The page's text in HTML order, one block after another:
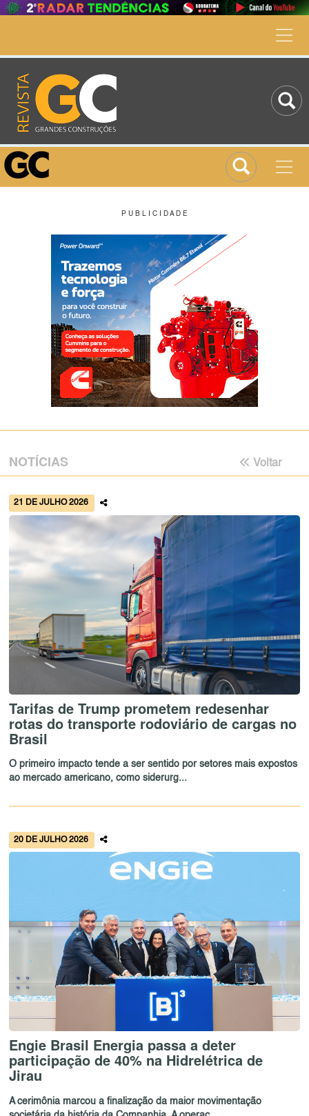
P U B L I C I D A D E
NOTÍCIAS Voltar
21 DE JULHO 2026
Tarifas de Trump prometem redesenhar
rotas do transporte rodoviário de cargas no
Brasil
O primeiro impacto tende a ser sentido por setores mais expostos
ao mercado americano, como siderurg...
20 DE JULHO 2026
Engie Brasil Energia passa a deter
participação de 40% na Hidrelétrica de
Jirau
A cerimônia marcou a finalização da maior movimentação